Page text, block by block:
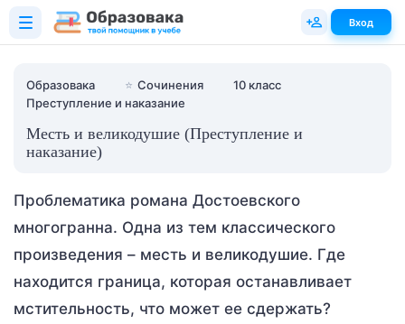
Образовака ⭐ Сочинения
10 класс
Преступление и наказание
Месть и великодушие (Преступление и
наказание)
Проблематика романа Достоевского
многогранна. Одна из тем классического
произведения – месть и великодушие. Где
находится граница, которая останавливает
мстительность, что может ее сдержать?
Вход